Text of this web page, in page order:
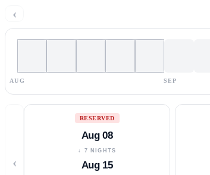
‹
AUG SEP
‹
RESERVED
Aug 08
↓ 7 NIGHTS
Aug 15